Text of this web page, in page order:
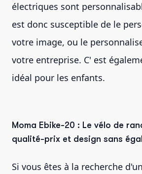
électriques sont
est donc susceptible de le
votre image, ou le
votre entreprise. C' est
idéal pour les enfants.
Moma Ebike-20 : Le vélo de
qualité-prix et design sans égal
Si vous êtes à la recherche